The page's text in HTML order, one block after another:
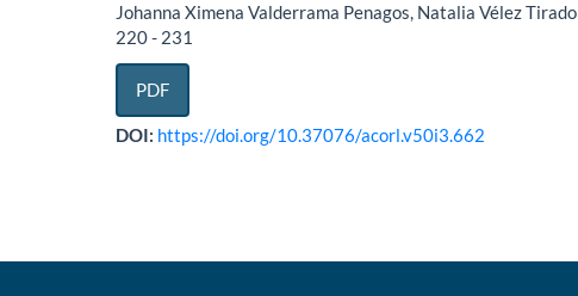
Johanna Ximena Valderrama Penagos, Natalia Vélez Tirado
220 - 231
PDF
DOI: https://doi.org/10.37076/acorl.v50i3.662